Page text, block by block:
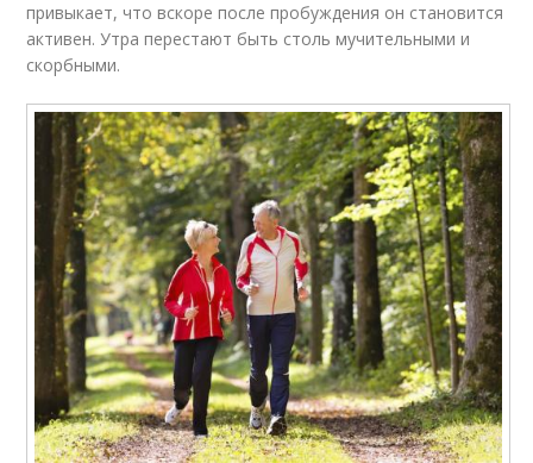
привыкает, что вскоре после пробуждения он становится
активен. Утра перестают быть столь мучительными и
скорбными.